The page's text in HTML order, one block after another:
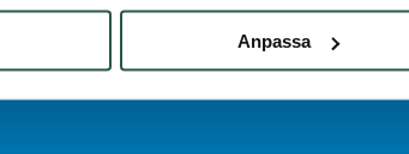
Anpassa